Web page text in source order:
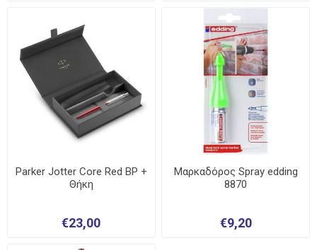
Parker Jotter Core Red BP +
Θήκη
€23,00
Μαρκαδόρος Spray edding
8870
€9,20